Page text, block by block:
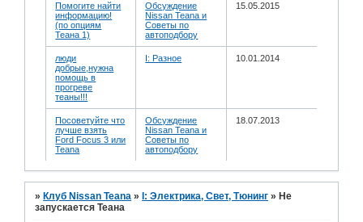
Помогите найти
информацию!
(по опциям
Теана 1)
Обсуждение
Nissan Teana и
Советы по
автоподбору
15.05.2015
люди
добрые,нужна
помощь в
прогреве
теаны!!!
I: Разное 10.01.2014
Посоветуйте что
лучше взять
Ford Focus 3 или
Teana
Обсуждение
Nissan Teana и
Советы по
автоподбору
18.07.2013
» Клуб Nissan Teana » I: Электрика, Свет, Тюнинг » Не
запускается Теана